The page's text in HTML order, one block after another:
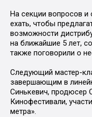
На секции вопросов
ехать, чтобы
возможности
на ближайшие 5 лет,
также поговорили о
Следующий мастер-
завершающим в
Синькевич, продюсер
Кинофестивали,
метра».